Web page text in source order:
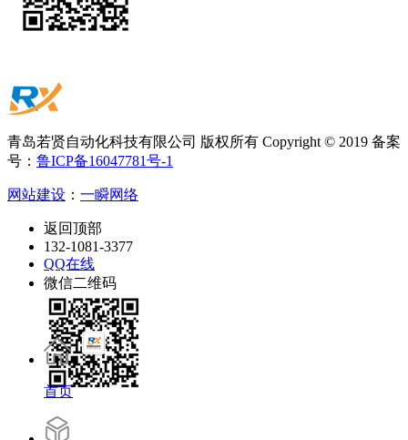
青岛若贤自动化科技有限公司 版权所有 Copyright © 2019 备案
号： 鲁ICP备16047781号-1
网站建设 ： 一瞬网络
返回顶部
132-1081-3377
QQ在线
微信二维码
首页